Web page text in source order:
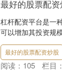
最好的股票配
杠杆配资平台是一
可以增加其投资规
最好的股票配资炒股
阅读： 105 栏目：